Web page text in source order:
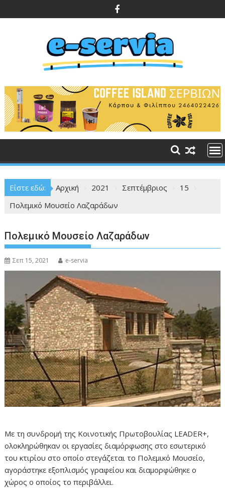
στο
Είστε εδώ: Αρχική 2021 Σεπτέμβριος
15
Πολεμικό Μουσείο Λαζαράδων
Πολεμικό Μουσείο Λαζαράδων
Σεπ 15, 2021 e-servia
Με τη συνδρομή της Κοινοτικής Πρωτοβουλίας LEADER+,
ολοκληρώθηκαν οι εργασίες διαμόρφωσης στο εσωτερικό
του κτιρίου στο οποίο στεγάζεται το Πολεμικό Μουσείο,
αγοράστηκε εξοπλισμός γραφείου και διαμορφώθηκε ο
χώρος ο οποίος το περιβάλλει.